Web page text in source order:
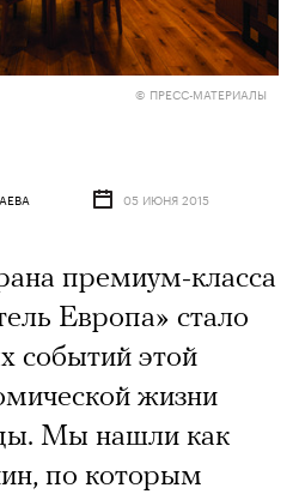
© ПРЕСС-МАТЕРИАЛЫ
05 ИЮНЯ 2015
премиум-класса
Европа» стало
событий этой
жизни
Мы нашли как
по которым